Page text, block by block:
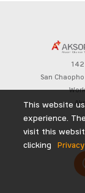
San
This website
experience.
visit this
clicking